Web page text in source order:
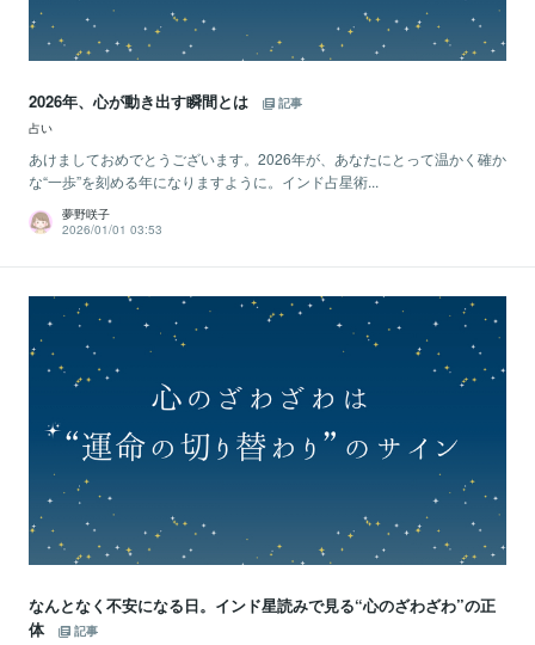
2026年、心が動き出す瞬間とは
記事
占い
あけましておめでとうございます。2026年が、あなたにとって温かく確か
な“一歩”を刻める年になりますように。インド占星術...
夢野咲子
2026/01/01 03:53
なんとなく不安になる日。インド星読みで見る“心のざわざわ”の正
体
記事